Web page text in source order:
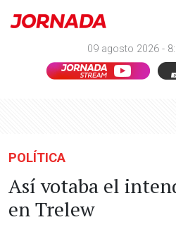
09 agosto 2026 -
POLÍTICA
Así votaba el
en Trelew